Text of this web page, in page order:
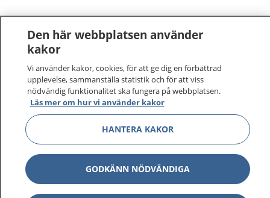
Den här webbplatsen använder
kakor
Vi använder kakor, cookies, för att ge dig en förbättrad
upplevelse, sammanställa statistik och för att viss
nödvändig funktionalitet ska fungera på webbplatsen.
Läs mer om hur vi använder kakor
HANTERA KAKOR
GODKÄNN NÖDVÄNDIGA